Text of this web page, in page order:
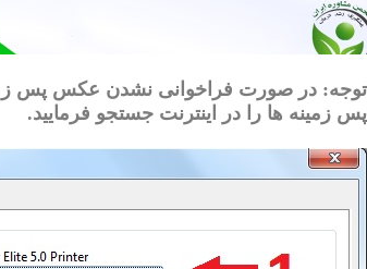
توجه: در صورت فراخوانی نشدن عکس پس
پس زمینه ها را در اینترنت جستجو فرمایید.